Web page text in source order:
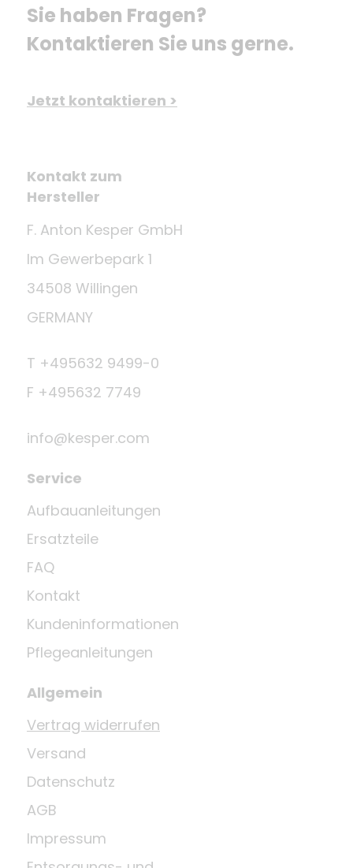
Sie haben Fragen?
Kontaktieren Sie uns gerne.
Jetzt kontaktieren >
Kontakt zum
Hersteller
F. Anton Kesper GmbH
Im Gewerbepark 1
34508 Willingen
GERMANY
T +495632 9499-0
F +495632 7749
info@kesper.com
Service
Aufbauanleitungen
Ersatzteile
FAQ
Kontakt
Kundeninformationen
Pflegeanleitungen
Allgemein
Vertrag widerrufen
Versand
Datenschutz
AGB
Impressum